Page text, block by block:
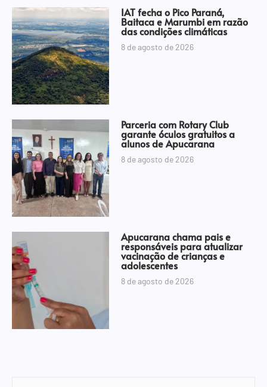
IAT fecha o Pico Paraná,
Baitaca e Marumbi em razão
das condições climáticas
8 de agosto de 2026
Parceria com Rotary Club
garante óculos gratuitos a
alunos de Apucarana
8 de agosto de 2026
Apucarana chama pais e
responsáveis para atualizar
vacinação de crianças e
adolescentes
8 de agosto de 2026